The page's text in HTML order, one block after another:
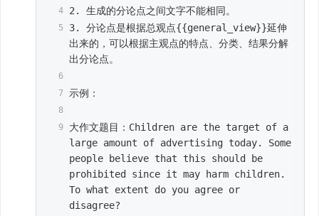
2. 生成的分论点之间文字不能相同。
3. 分论点是根据总观点{{general_view}}延伸
出来的，可以根据主观点的特点、分类、结果分解
出分论点。
示例：
大作文题目：Children are the target of a
large amount of advertising today. Some
people believe that this should be
prohibited since it may harm children.
To what extent do you agree or
disagree?